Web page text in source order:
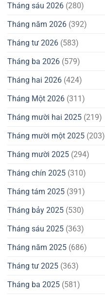
Tháng sáu 2026 (280)
Tháng năm 2026 (392)
Tháng tư 2026 (583)
Tháng ba 2026 (579)
Tháng hai 2026 (424)
Tháng Một 2026 (311)
Tháng mười hai 2025 (219)
Tháng mười một 2025 (203)
Tháng mười 2025 (294)
Tháng chín 2025 (310)
Tháng tám 2025 (391)
Tháng bảy 2025 (530)
Tháng sáu 2025 (363)
Tháng năm 2025 (686)
Tháng tư 2025 (363)
Tháng ba 2025 (581)